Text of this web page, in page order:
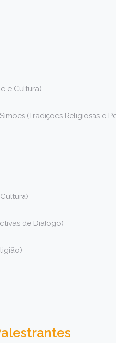
e Cultura)
(Tradições Religiosas e
de Diálogo)